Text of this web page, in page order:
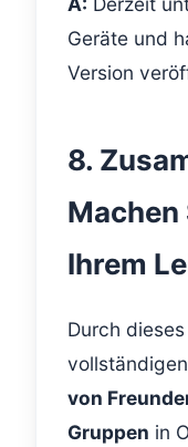
Geräte und
Version
8.
Machen
Ihrem
Durch
von
Gruppen in